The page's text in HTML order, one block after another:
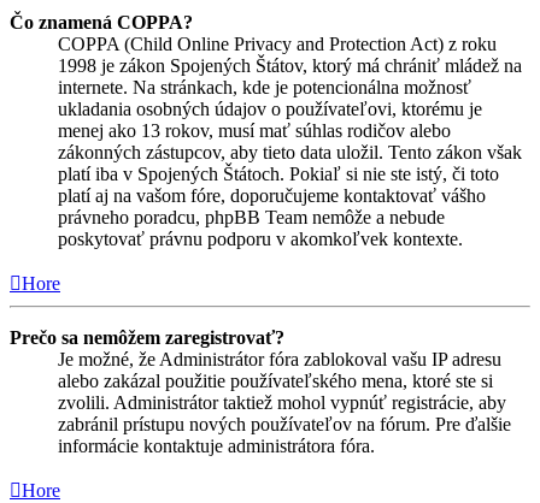
Čo znamená COPPA?
COPPA (Child Online Privacy and Protection Act) z roku
1998 je zákon Spojených Štátov, ktorý má chrániť mládež na
internete. Na stránkach, kde je potencionálna možnosť
ukladania osobných údajov o používateľovi, ktorému je
menej ako 13 rokov, musí mať súhlas rodičov alebo
zákonných zástupcov, aby tieto data uložil. Tento zákon však
platí iba v Spojených Štátoch. Pokiaľ si nie ste istý, či toto
platí aj na vašom fóre, doporučujeme kontaktovať vášho
právneho poradcu, phpBB Team nemôže a nebude
poskytovať právnu podporu v akomkoľvek kontexte.
Hore
Prečo sa nemôžem zaregistrovať?
Je možné, že Administrátor fóra zablokoval vašu IP adresu
alebo zakázal použitie používateľského mena, ktoré ste si
zvolili. Administrátor taktiež mohol vypnúť registrácie, aby
zabránil prístupu nových používateľov na fórum. Pre ďalšie
informácie kontaktuje administrátora fóra.
Hore